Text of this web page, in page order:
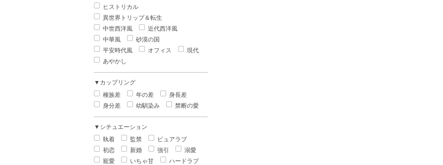
ヒストリカル
異世界トリップ＆転生
中世西洋風
近代西洋風
中華風
砂漠の国
平安時代風
オフィス
現代
あやかし
▼カップリング
種族差
年の差
身長差
身分差
幼馴染み 禁断の愛
▼シチュエーション
執着
監禁
ピュアラブ
初恋
新婚 強引
溺愛
寵愛
いちゃ甘
ハードラブ